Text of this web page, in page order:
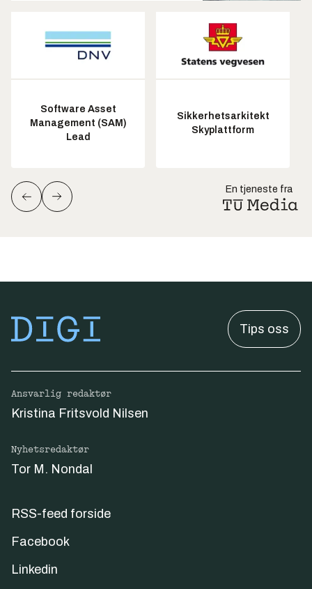
Software Asset
Management (SAM)
Lead
Sikkerhetsarkitekt
Skyplattform
En tjeneste fra
Tips oss
Ansvarlig redaktør
Kristina Fritsvold Nilsen
Nyhetsredaktør
Tor M. Nondal
RSS-feed forside
Facebook
Linkedin